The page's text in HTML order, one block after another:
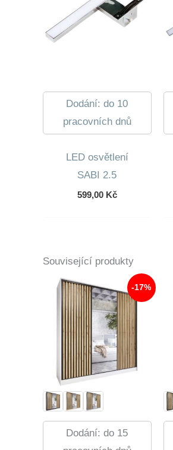
Dodání: do 10
pracovních dnů
LED osvětlení
SABI 2.5
599,00 Kč
Související produkty
-17%
Dodání: do 15